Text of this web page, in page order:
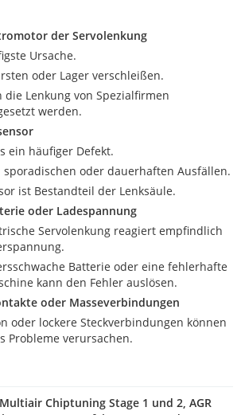
der Servolenkung
Ursache.
oder Lager verschleißen.
die Lenkung von Spezialfirmen
werden.
ein häufiger Defekt.
sporadischen oder dauerhaften Ausfällen.
ist Bestandteil der Lenksäule.
oder Ladespannung
Servolenkung reagiert empfindlich
Batterie oder eine fehlerhafte
kann den Fehler auslösen.
oder Masseverbindungen
oder lockere Steckverbindungen können
Probleme verursachen.
Multiair Chiptuning Stage 1 und 2, AGR